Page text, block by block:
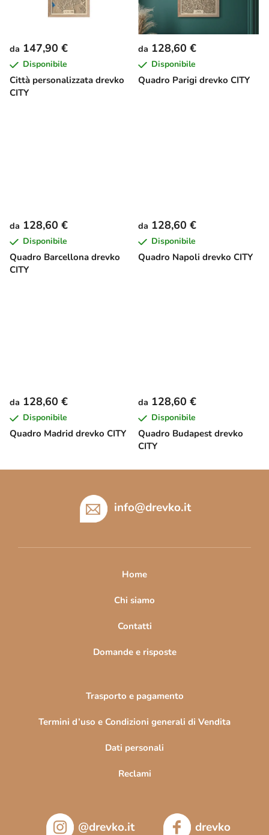
Città personalizzata drevko
CITY
da 147,90 €
Disponibile
Quadro Parigi drevko CITY
da 128,60 €
Disponibile
Quadro Barcellona drevko
CITY
da 128,60 €
Disponibile
Quadro Napoli drevko CITY
da 128,60 €
Disponibile
Quadro Madrid drevko CITY
da 128,60 €
Disponibile
Quadro Budapest drevko
CITY
da 128,60 €
Disponibile
info@drevko.it
Home
Chi siamo
Contatti
Domande e risposte
Trasporto e pagamento
Termini d’uso e Condizioni generali di Vendita
Dati personali
Reclami
@drevko.it drevko